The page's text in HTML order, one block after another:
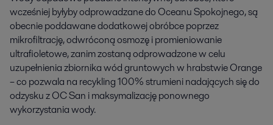
wcześniej byłyby odprowadzane do Oceanu Spokojnego, są
obecnie poddawane dodatkowej obróbce poprzez
mikrofiltrację, odwróconą osmozę i promieniowanie
ultrafioletowe, zanim zostaną odprowadzone w celu
uzupełnienia zbiornika wód gruntowych w hrabstwie Orange
– co pozwala na recykling 100% strumieni nadających się do
odzysku z OC San i maksymalizację ponownego
wykorzystania wody.